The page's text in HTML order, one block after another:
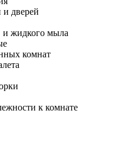
дверей
и жидкого мыла
комнат
к комнате